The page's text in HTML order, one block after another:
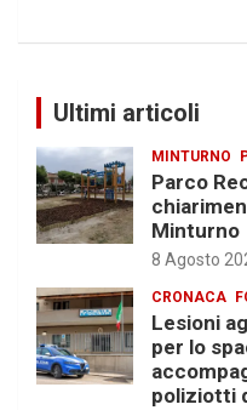
Ultimi articoli
MINTURNO
Parco
Minturno
8 Agosto
CRONACA
Lesioni
per lo
poliziotti